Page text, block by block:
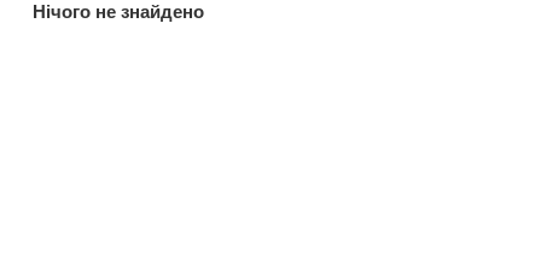
Нiчого не знайдено